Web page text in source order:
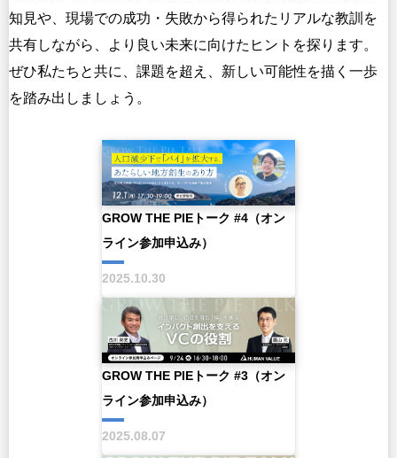
知見や、現場での成功・失敗から得られたリアルな教訓を
共有しながら、より良い未来に向けたヒントを探ります。
ぜひ私たちと共に、課題を超え、新しい可能性を描く一歩
を踏み出しましょう。
GROW THE PIEトーク #4（オン
ライン参加申込み）
2025.10.30
GROW THE PIEトーク #3（オン
ライン参加申込み）
2025.08.07